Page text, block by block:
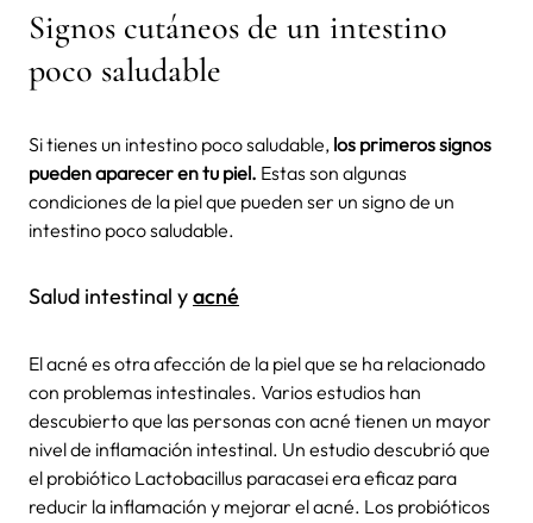
Signos cutáneos de un intestino
poco saludable
Si tienes un intestino poco saludable, los primeros signos
pueden aparecer en tu piel. Estas son algunas
condiciones de la piel que pueden ser un signo de un
intestino poco saludable.
Salud intestinal yacné
El acné es otra afección de la piel que se ha relacionado
con problemas intestinales. Varios estudios han
descubierto que las personas con acné tienen un mayor
nivel de inflamación intestinal. Un estudio descubrió que
el probiótico Lactobacillus paracasei era eficaz para
reducir la inflamación y mejorar el acné. Los probióticos